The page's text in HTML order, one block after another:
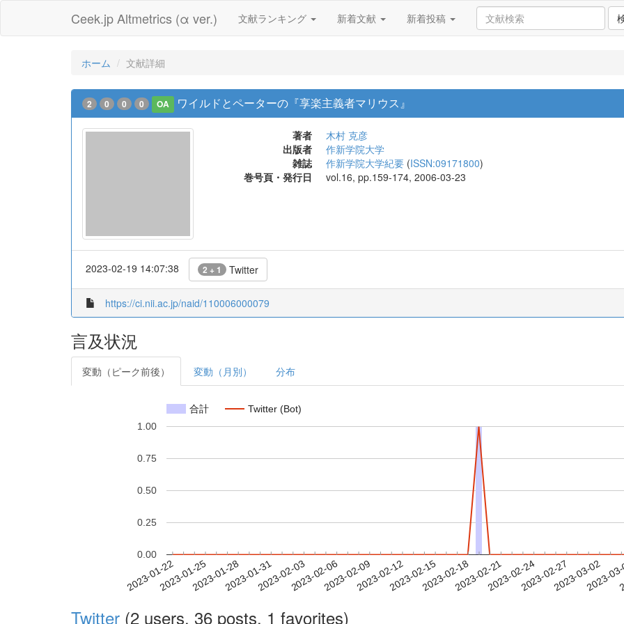
Ceek.jp Altmetrics (α ver.) 文献ランキング 新着文献 新着投稿
ホーム 文献詳細
2 0 0 0 OA ワイルドとペーターの『享楽主義者マリウス』
著者
木村 克彦
出版者
作新学院大学
雑誌
作新学院大学紀要 (ISSN:09171800)
巻号頁・発行日
vol.16, pp.159-174, 2006-03-23
2023-02-19 14:07:38 2 + 1 Twitter
https://ci.nii.ac.jp/naid/110006000079
言及状況
変動（ピーク前後） 変動（月別） 分布
合計 Twitter (Bot)
2023-01-222023-01-252023-01-282023-01-312023-02-032023-02-062023-02-092023-02-122023-02-152023-02-182023-02-212023-02-242023-02-272023-03-02
2023-
0.00
0.25
0.50
0.75
1.00
Twitter (2 users, 36 posts, 1 favorites)